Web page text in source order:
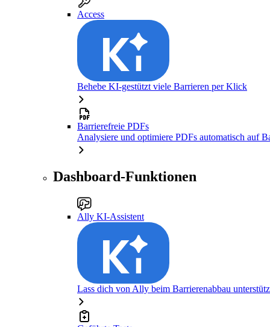
Access
Behebe KI-gestützt viele Barrieren per Klick
Barrierefreie PDFs
Analysiere und optimiere PDFs automatisch auf
Dashboard-Funktionen
Ally KI-Assistent
Lass dich von Ally beim Barrierenabbau